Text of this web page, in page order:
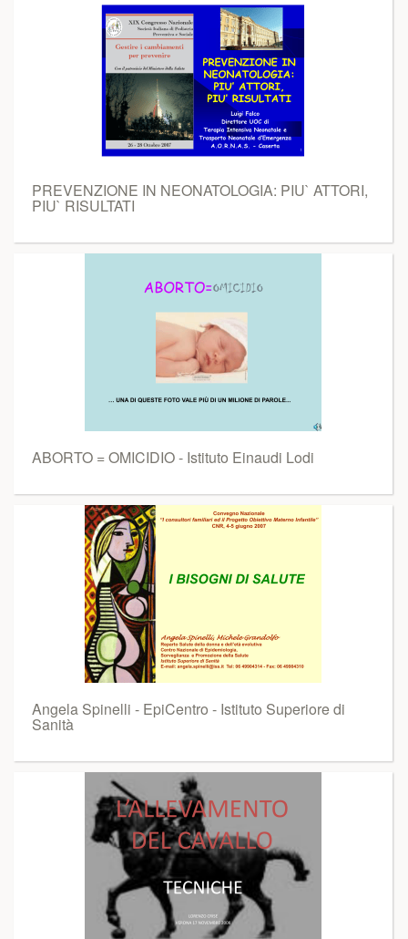
PREVENZIONE IN NEONATOLOGIA: PIU` ATTORI,
PIU` RISULTATI
ABORTO = OMICIDIO - Istituto Einaudi Lodi
Angela Spinelli - EpiCentro - Istituto Superiore di
Sanità